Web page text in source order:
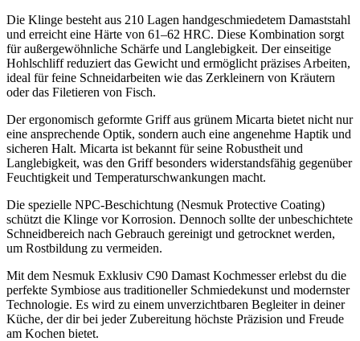
Die Klinge besteht aus 210 Lagen handgeschmiedetem Damaststahl
und erreicht eine Härte von 61–62 HRC. Diese Kombination sorgt
für außergewöhnliche Schärfe und Langlebigkeit. Der einseitige
Hohlschliff reduziert das Gewicht und ermöglicht präzises Arbeiten,
ideal für feine Schneidarbeiten wie das Zerkleinern von Kräutern
oder das Filetieren von Fisch.
Der ergonomisch geformte Griff aus grünem Micarta bietet nicht nur
eine ansprechende Optik, sondern auch eine angenehme Haptik und
sicheren Halt. Micarta ist bekannt für seine Robustheit und
Langlebigkeit, was den Griff besonders widerstandsfähig gegenüber
Feuchtigkeit und Temperaturschwankungen macht.
Die spezielle NPC-Beschichtung (Nesmuk Protective Coating)
schützt die Klinge vor Korrosion. Dennoch sollte der unbeschichtete
Schneidbereich nach Gebrauch gereinigt und getrocknet werden,
um Rostbildung zu vermeiden.
Mit dem Nesmuk Exklusiv C90 Damast Kochmesser erlebst du die
perfekte Symbiose aus traditioneller Schmiedekunst und modernster
Technologie. Es wird zu einem unverzichtbaren Begleiter in deiner
Küche, der dir bei jeder Zubereitung höchste Präzision und Freude
am Kochen bietet.